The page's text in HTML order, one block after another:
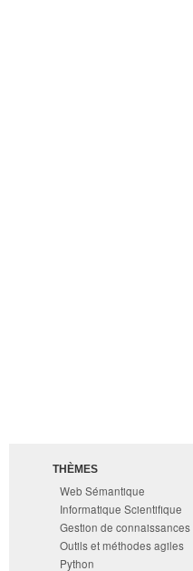
THÈMES
Web Sémantique
Informatique Scientifique
Gestion de connaissances
Outils et méthodes agiles
Python